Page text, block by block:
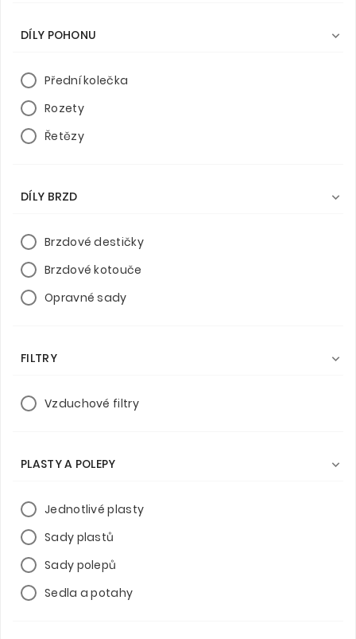
DÍLY POHONU 
Přední kolečka
Rozety
Řetězy
DÍLY BRZD 
Brzdové destičky
Brzdové kotouče
Opravné sady
FILTRY 
Vzduchové filtry
PLASTY A POLEPY 
Jednotlivé plasty
Sady plastů
Sady polepů
Sedla a potahy